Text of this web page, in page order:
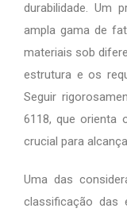
durabilidade. Um
ampla gama de
materiais sob
estrutura e os
Seguir
6118, que orienta
crucial para
Uma das
classificação das